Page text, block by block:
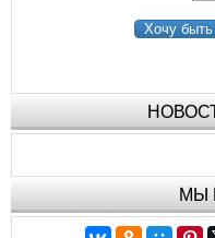
Хочу быть
МЫ